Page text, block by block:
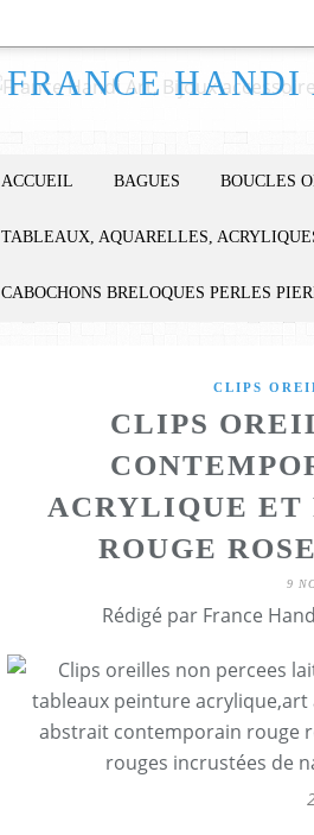
ACCUEIL BAGUES BOUCLES
TABLEAUX, AQUARELLES,
CABOCHONS BRELOQUES PERLES
CLIPS
CLIPS
ACRYLIQUE ET
ROUGE
9
Rédigé par France